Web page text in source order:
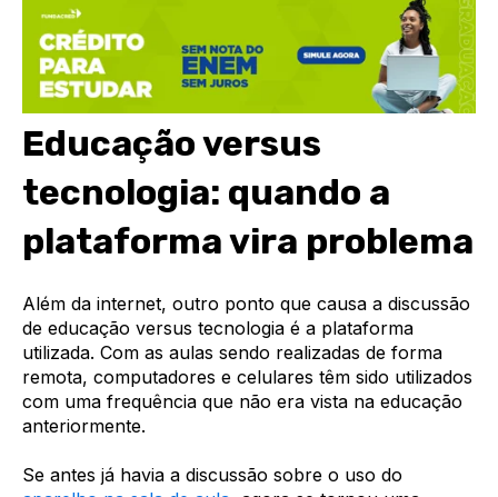
Educação versus
tecnologia: quando a
plataforma vira problema
Além da internet, outro ponto que causa a discussão
de educação versus tecnologia é a plataforma
utilizada. Com as aulas sendo realizadas de forma
remota, computadores e celulares têm sido utilizados
com uma frequência que não era vista na educação
anteriormente.
Se antes já havia a discussão sobre o uso do